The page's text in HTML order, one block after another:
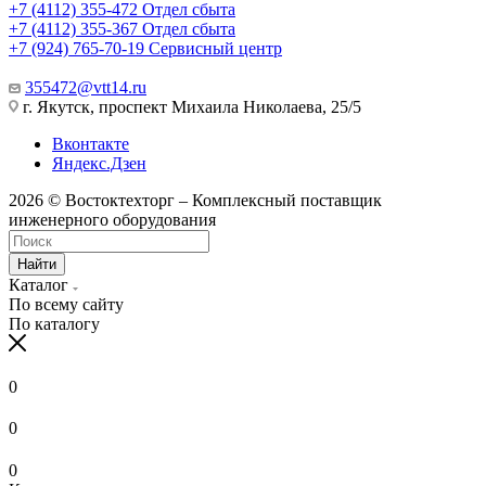
+7 (4112) 355-472 Отдел сбыта
+7 (4112) 355-367 Отдел сбыта
+7 (924) 765-70-19 Сервисный центр
355472@vtt14.ru
г. Якутск, проспект Михаила Николаева, 25/5
Вконтакте
Яндекс.Дзен
2026 © Востоктехторг – Комплексный поставщик
инженерного оборудования
Найти
Каталог
По всему сайту
По каталогу
0
0
0